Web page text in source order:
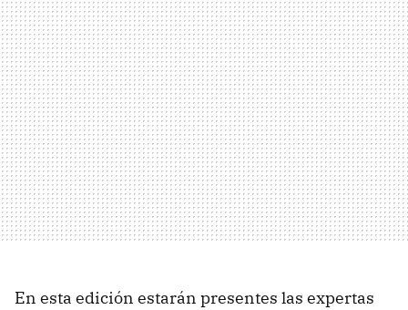
En esta edición estarán presentes las expertas